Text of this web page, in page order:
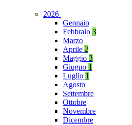
2026
Gennaio
Febbraio 3
Marzo
Aprile 2
Maggio 3
Giugno 1
Luglio 1
Agosto
Settembre
Ottobre
Novembre
Dicembre